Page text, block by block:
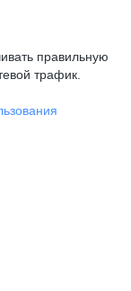
правильную
трафик.